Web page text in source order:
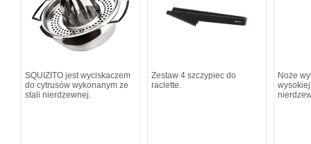
SQUIZITO jest wyciskaczem
do cytrusów wykonanym ze
stali nierdzewnej.
Zestaw 4 szczypiec do
raclette.
Noże